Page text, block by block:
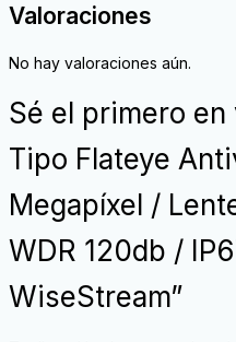
Valoraciones
No hay valoraciones aún.
Sé el primero en
Tipo Flateye
Megapíxel /
WDR 120db /
WiseStream”